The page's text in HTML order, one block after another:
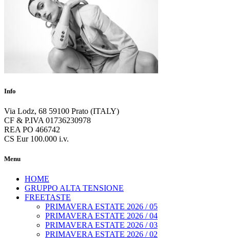
Info
Via Lodz, 68 59100 Prato (ITALY)
CF & P.IVA 01736230978
REA PO 466742
CS Eur 100.000 i.v.
Menu
HOME
GRUPPO ALTA TENSIONE
FREETASTE
PRIMAVERA ESTATE 2026 / 05
PRIMAVERA ESTATE 2026 / 04
PRIMAVERA ESTATE 2026 / 03
PRIMAVERA ESTATE 2026 / 02